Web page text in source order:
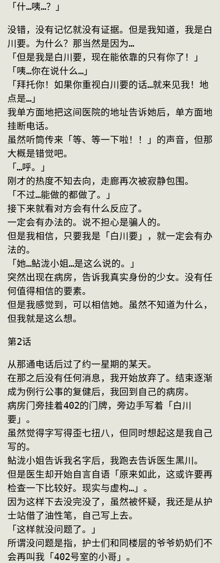
「什…咦…？」
没错，没有记忆就没有证据。但是我知道，我是白
川要。为什么？那当然是因为…
「但是我是白川要，现在能依靠的只有你了！」
「咦…你在说什么…」
「拜托你！如果你重视白川要的话…就来见我！地
点是…」
我单方面地把这间医院的地址告诉她后，单方面地
挂断电话。
虽然听筒传来「等、等一下啦！！」的声音，但那
大概是错觉吧。
「…呼。」
刚才的热度不知去向，走廊再次被寂静包围。
「不过…能做的都做了。」
接下来就看对方会有什么反应了。
一定会有办法的。说不担心是骗人的。
但是我相信，只要我是「白川要」，就一定会有办
法的。
「她…鲇泷小姐…是这么说的。」
突然出现在病房，告诉我真实身份的少女。没有任
何值得相信的要素。
但是我感觉到，可以相信她。虽然不知道为什么，
但我就是这么想。
第2话
从那通电话后过了约一星期的某天。
在那之后没有任何消息，我开始放弃了。结束逐渐
成为例行公事的复健后，我回到自己的病房。
病房门旁挂着402的门牌，旁边手写着「白川
要」。
虽然觉得字写得歪七扭八，但同时想起这是我自己
写的。
鲇泷小姐告诉我名字后，我跑去告诉医生黑川。
但是医生却开始自言自语「原来如此，这或许要再
检查一下比较好。现实与虚构…」。
因为这样下去没完没了，虽然被怀疑，我还是从护
士站借了油性笔，自己写上去。
「这样就没问题了。」
所谓没问题是指，护士们和同楼层的爷爷奶奶们不
会再叫我「402号室的小哥」。